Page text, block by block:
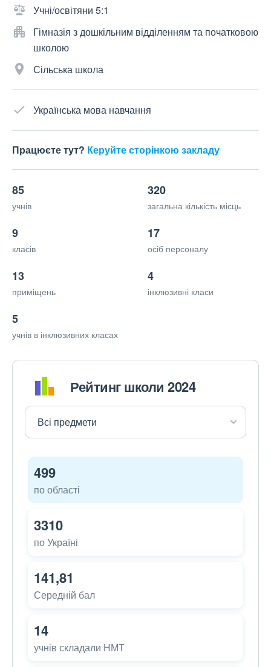
Учні/освітяни 5:1
Гімназія з дошкільним відділенням та початковою
школою
Сільська школа
Українська мова навчання
Працюєте тут? Керуйте сторінкою закладу
85
учнів
320
загальна кількість місць
9
класів
17
осіб персоналу
13
приміщень
4
інклюзивні класи
5
учнів в інклюзивних класах
Рейтинг школи 2024
499
по області
3310
по Україні
141,81
Середній бал
14
учнів складали НМТ